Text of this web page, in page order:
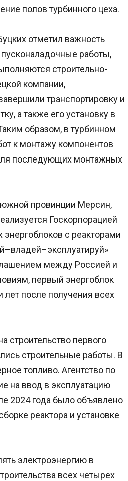
полов турбинного цеха.
отметил важность
работы,
строительно-
компании,
транспортировку и
а также его установку в
образом, в турбинном
к монтажу компонентов
последующих монтажных
южной провинции Мерсин,
Госкорпорацией
энергоблоков с реакторами
между Россией и
первый энергоблок
после получения всех
строительство первого
строительные работы. В
топливо. Агентство по
на ввод в эксплуатацию
2024 года было объявлено
реактора и установке
электроэнергию в
всех четырех